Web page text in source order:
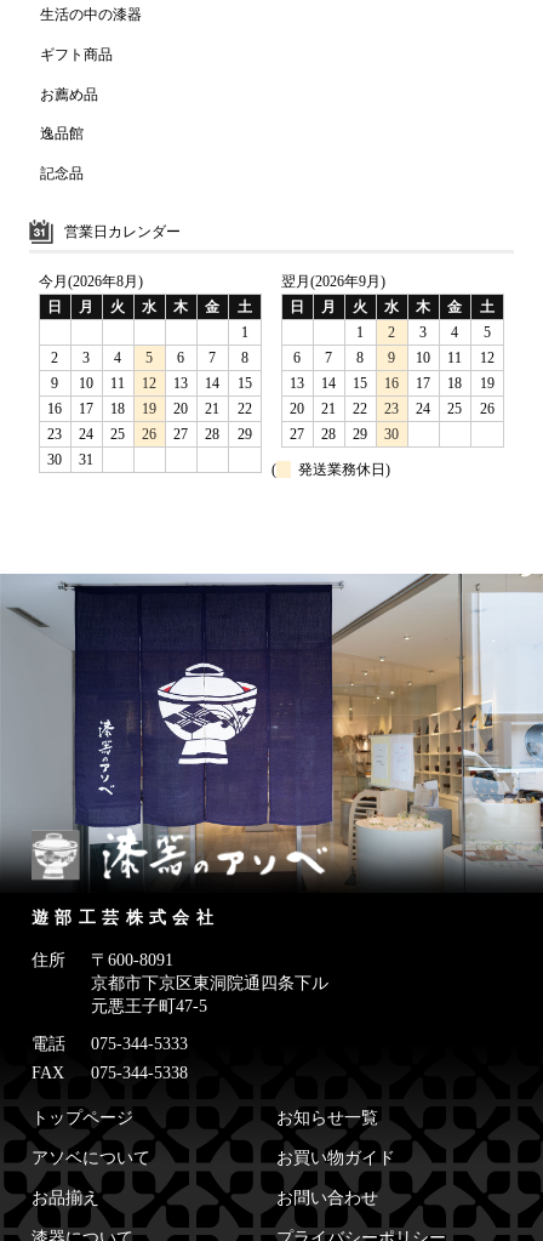
生活の中の漆器
ギフト商品
お薦め品
逸品館
記念品
営業日カレンダー
今月(2026年8月)
日
月 火 水 木 金
土
1
2
3 4 5 6 7
8
9
10 11 12 13 14
15
16
17 18 19 20 21
22
23
24 25 26 27 28
29
30
31
翌月(2026年9月)
日
月 火 水 木 金
土
1
2 3 4
5
6
7 8 9 10 11
12
13
14 15 16 17 18
19
20
21 22 23 24 25
26
27
28 29 30
( 発送業務休日)
遊部工芸株式会社
住所
〒600-8091
京都市下京区東洞院通四条下ル
元悪王子町47-5
電話
075-344-5333
FAX
075-344-5338
トップページ
アソベについて
お品揃え
お知らせ一覧
お買い物ガイド
お問い合わせ